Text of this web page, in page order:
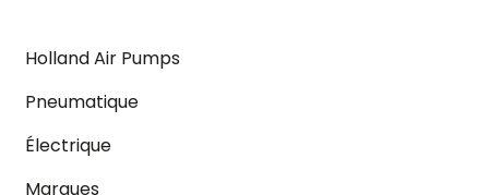
Holland Air Pumps
Pneumatique
Électrique
Marques